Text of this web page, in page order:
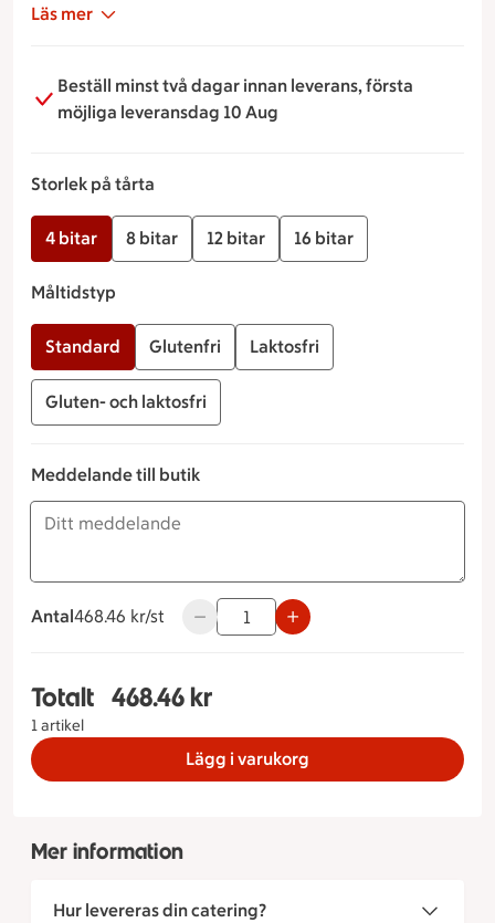
Grillad Paprika röra, samt en pepparotsmajonnäs.
Läs mer
Beställ minst två dagar innan leverans, första
möjliga leveransdag 10 Aug
Storlek på tårta
4 bitar 8 bitar 12 bitar 16 bitar
Måltidstyp
Standard Glutenfri Laktosfri
Gluten- och laktosfri
Meddelande till butik
Antal
468.46 kronor styck
468.46 kr/st Använd knapparna för att minska
Totalt
1 artikel
Totalt 1 stycken Skinka & Rostbiff Storlek på
468.46 kr
Lägg i varukorg
Mer information
Hur levereras din catering?